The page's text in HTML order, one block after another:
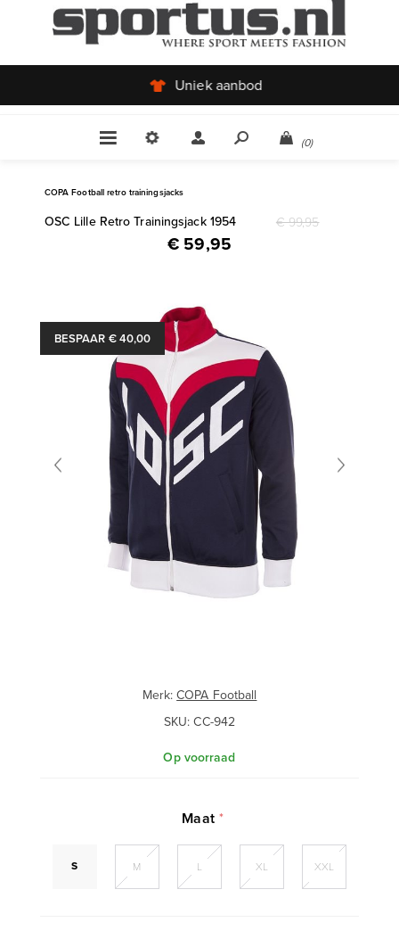
Uniek aanbod
(0)
COPA Football retro trainingsjacks
OSC Lille Retro Trainingsjack 1954 € 99,95
€ 59,95
BESPAAR € 40,00
Merk:COPA Football
SKU: CC-942
Op voorraad
Maat*
S M L XL XXL